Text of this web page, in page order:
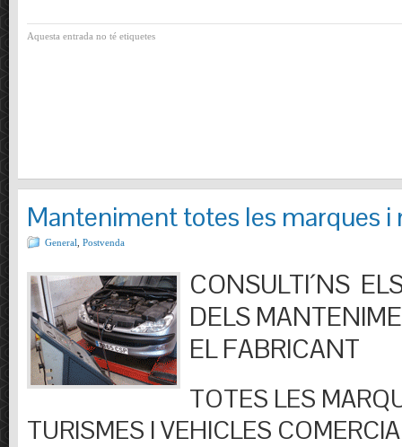
Aquesta entrada no té etiquetes
Manteniment totes les marques i
General Postvenda
CONSULTI´NS
DELS
EL FABRICANT
TOTES LES
TURISMES I VEHICLES